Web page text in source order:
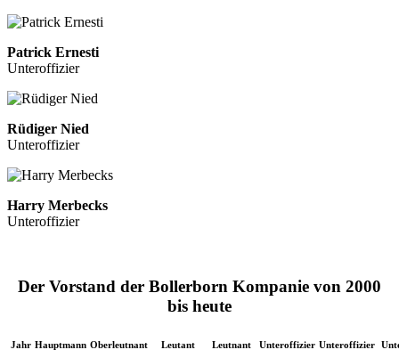
Patrick Ernesti
Unteroffizier
Rüdiger Nied
Unteroffizier
Harry Merbecks
Unteroffizier
Der Vorstand der Bollerborn Kompanie von 2000
bis heute
Jahr Hauptmann Oberleutnant Leutant Leutnant Unteroffizier Unteroffizier